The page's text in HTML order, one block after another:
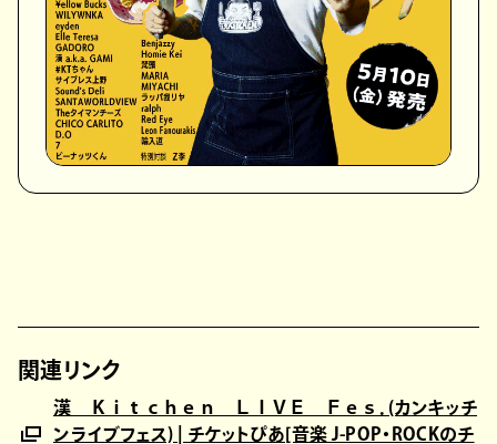
関連リンク
漢 Ｋｉｔｃｈｅｎ ＬＩＶＥ Ｆｅｓ．(カンキッチ
ンライブフェス) | チケットぴあ[音楽 J-POP・ROCKのチ